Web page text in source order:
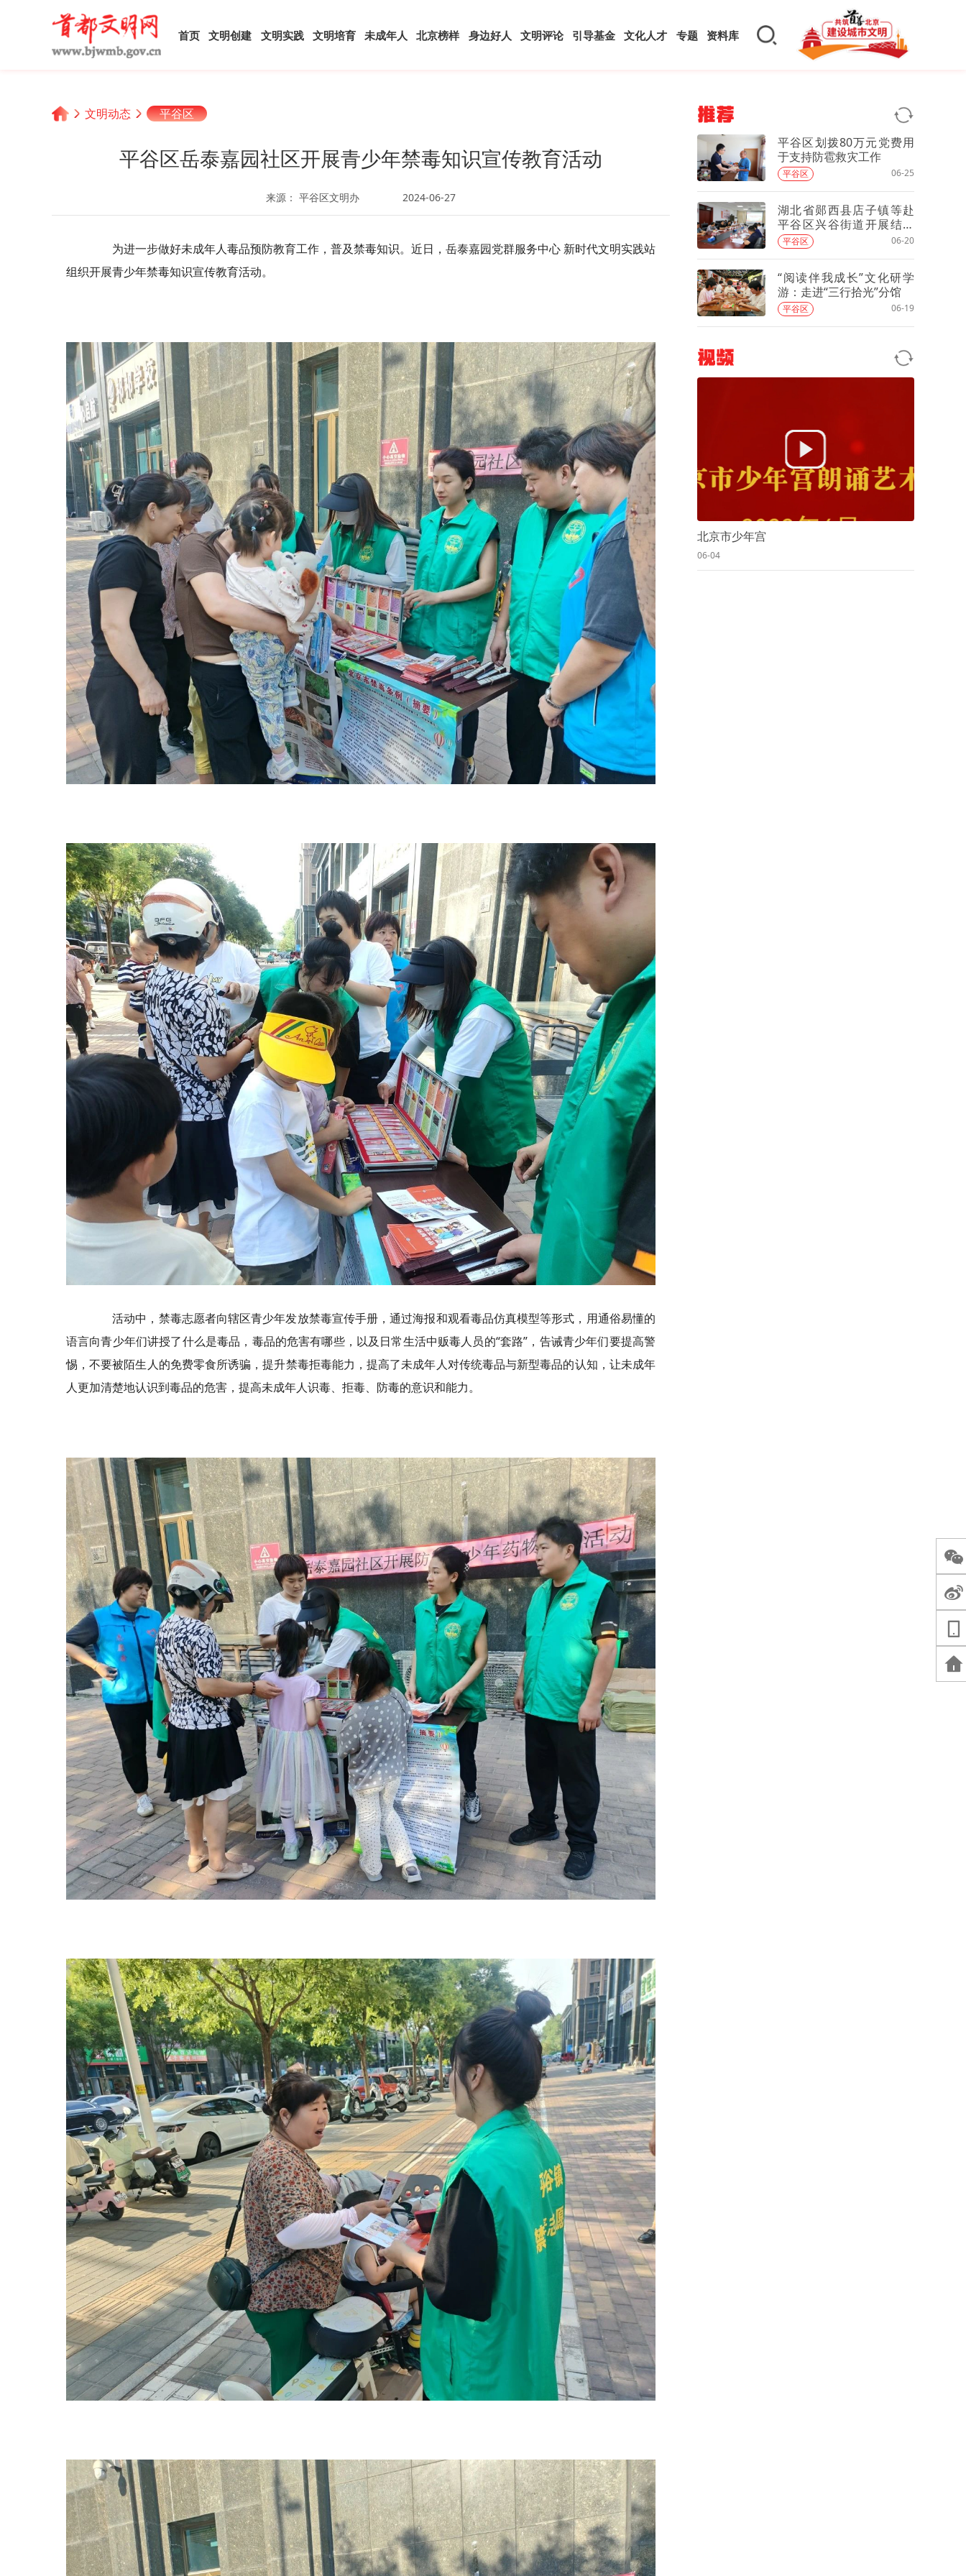
首页 文明创建 文明实践 文明培育 未成年人 北京榜样 身边好人 文明评论 引导基金 文化人才 专题 资料库
文明动态 平谷区
平谷区岳泰嘉园社区开展青少年禁毒知识宣传教育活动
来源： 平谷区文明办 2024-06-27
为进一步做好未成年人毒品预防教育工作，普及禁毒知识。近日，岳泰嘉园党群服务中心 新时代文明实践站
组织开展青少年禁毒知识宣传教育活动。
活动中，禁毒志愿者向辖区青少年发放禁毒宣传手册，通过海报和观看毒品仿真模型等形式，用通俗易懂的
语言向青少年们讲授了什么是毒品，毒品的危害有哪些，以及日常生活中贩毒人员的“套路”，告诫青少年们要提高警
惕，不要被陌生人的免费零食所诱骗，提升禁毒拒毒能力，提高了未成年人对传统毒品与新型毒品的认知，让未成年
人更加清楚地认识到毒品的危害，提高未成年人识毒、拒毒、防毒的意识和能力。
推荐
平谷区划拨80万元党费用
于支持防雹救灾工作
平谷区 06-25
湖北省郧西县店子镇等赴
平谷区兴谷街道开展结对
共建活动
平谷区 06-20
“阅读伴我成长”文化研学
游：走进“三行拾光”分馆
平谷区 06-19
视频
北京市少年宫
06-04